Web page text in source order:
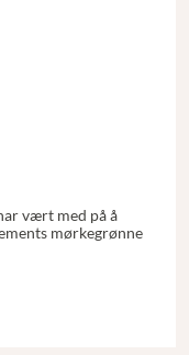
vært med på å
mørkegrønne